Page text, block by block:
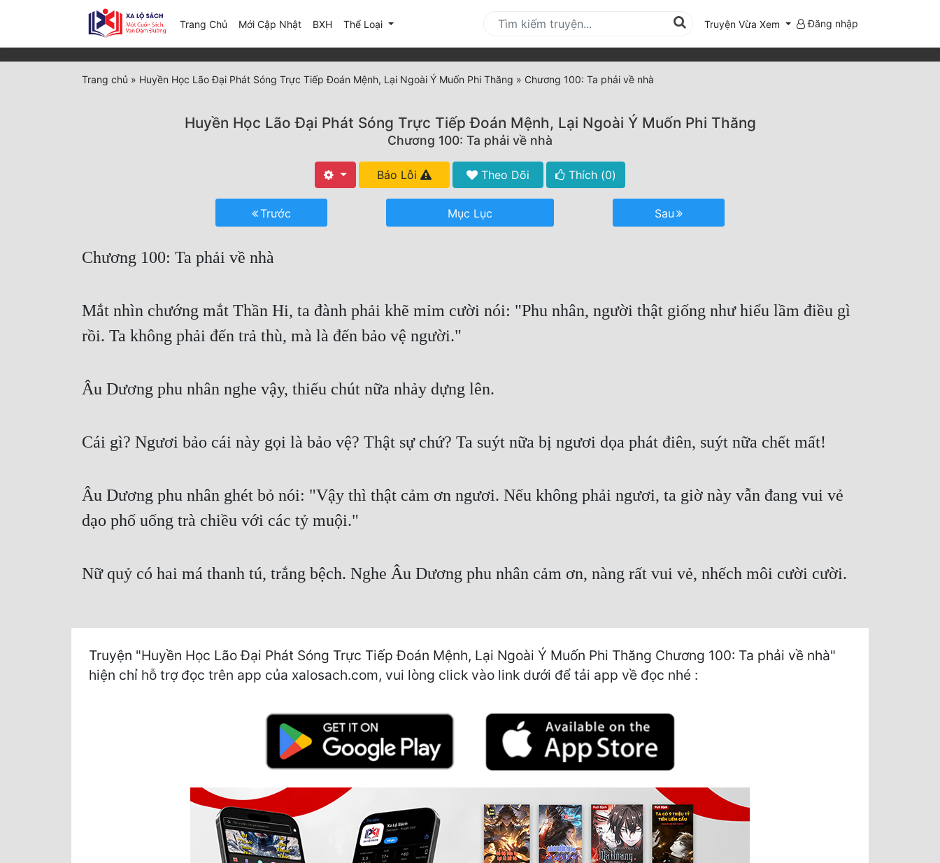
Trang Chủ Mới Cập Nhật(current)
BXH Thể Loại Truyện Vừa Xem Đăng nhập
Trang chủ » Huyền Học Lão Đại Phát Sóng Trực Tiếp Đoán Mệnh, Lại Ngoài Ý Muốn Phi Thăng » Chương 100: Ta phải về nhà
Huyền Học Lão Đại Phát Sóng Trực Tiếp Đoán Mệnh, Lại Ngoài Ý Muốn Phi Thăng
Chương 100: Ta phải về nhà
Báo Lỗi Theo Dõi Thích (0)
Trước Mục Lục Sau
Chương 100: Ta phải về nhà
Mắt nhìn chướng mắt Thần Hi, ta đành phải khẽ mỉm cười nói: "Phu nhân, người thật giống như hiểu lầm điều gì
rồi. Ta không phải đến trả thù, mà là đến bảo vệ người."
Âu Dương phu nhân nghe vậy, thiếu chút nữa nhảy dựng lên.
Cái gì? Ngươi bảo cái này gọi là bảo vệ? Thật sự chứ? Ta suýt nữa bị ngươi dọa phát điên, suýt nữa chết mất!
Âu Dương phu nhân ghét bỏ nói: "Vậy thì thật cảm ơn ngươi. Nếu không phải ngươi, ta giờ này vẫn đang vui vẻ
dạo phố uống trà chiều với các tỷ muội."
Nữ quỷ có hai má thanh tú, trắng bệch. Nghe Âu Dương phu nhân cảm ơn, nàng rất vui vẻ, nhếch môi cười cười.
Truyện "Huyền Học Lão Đại Phát Sóng Trực Tiếp Đoán Mệnh, Lại Ngoài Ý Muốn Phi Thăng Chương 100: Ta phải về nhà"
hiện chỉ hỗ trợ đọc trên app của xalosach.com, vui lòng click vào link dưới để tải app về đọc nhé :